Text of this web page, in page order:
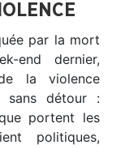
par la mort
end dernier,
la violence
sans détour :
portent les
politiques,